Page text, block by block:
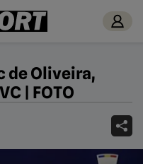
de Oliveira,
| FOTO